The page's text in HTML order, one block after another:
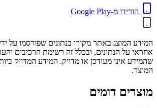
הורידו מ-Google Play
המידע המוצג באתר מקורו בנתונים שפורסמו על
אחראי על הנתונים, ובכלל זה רשימת הרכיבים
שהמידע אינו מעודכן או מדויק. המידע המדויק
המוצר.
מוצרים דומים